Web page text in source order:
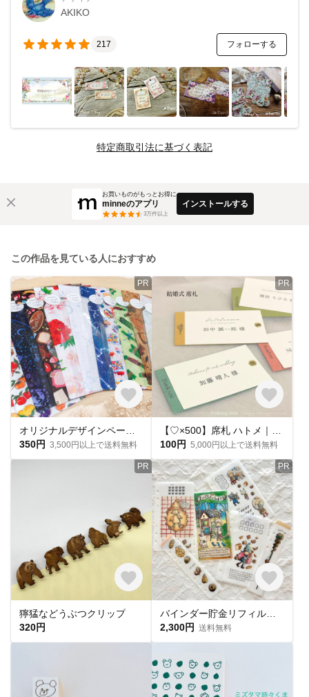
AKIKO
217 フォローする
特定商取引法に基づく表記
お買いものがもっとお得に
minneのアプリ
3万件以上
インストールする
この作品を見ている人におすすめ
PR
350円 3,500円以上で送料無料
PR
100円 5,000円以上で送料無料
PR
獰猛などうぶつクリップ
320円
PR
2,300円 送料無料